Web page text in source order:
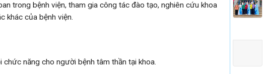
trong bệnh viện, tham gia công tác đào tạo, nghiên cứu khoa
khác của bệnh viện.
năng cho người bệnh tâm thần tại khoa.